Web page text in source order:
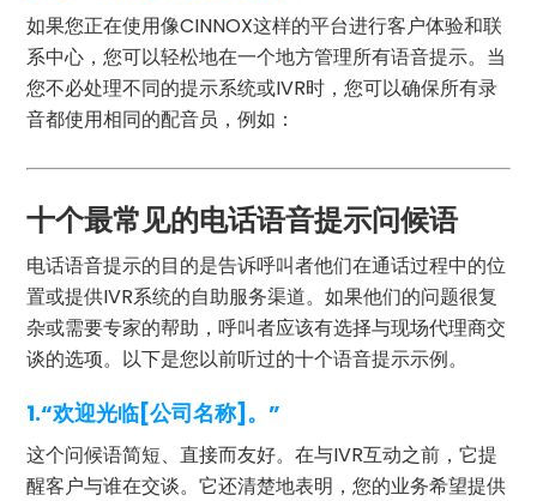
如果您正在使用像CINNOX这样的平台进行客户体验和联
系中心，您可以轻松地在一个地方管理所有语音提示。当
您不必处理不同的提示系统或IVR时，您可以确保所有录
音都使用相同的配音员，例如：
十个最常见的电话语音提示问候语
电话语音提示的目的是告诉呼叫者他们在通话过程中的位
置或提供IVR系统的自助服务渠道。如果他们的问题很复
杂或需要专家的帮助，呼叫者应该有选择与现场代理商交
谈的选项。以下是您以前听过的十个语音提示示例。
1.“欢迎光临[公司名称]。”
这个问候语简短、直接而友好。在与IVR互动之前，它提
醒客户与谁在交谈。它还清楚地表明，您的业务希望提供